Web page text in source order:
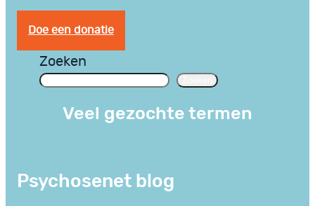
Doe een donatie
Zoeken
Veel gezochte termen
Psychosenet blog